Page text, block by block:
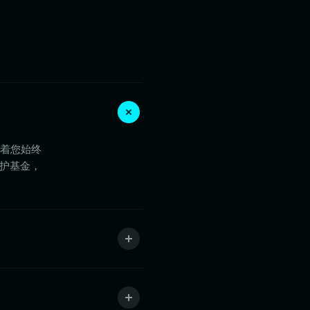
您始终
基金，